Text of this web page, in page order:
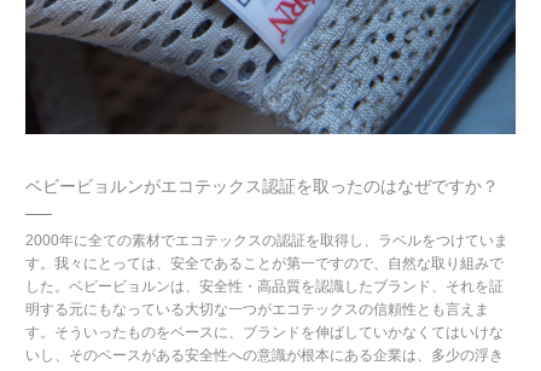
ベビービョルンがエコテックス認証を取ったのはなぜですか？
2000年に全ての素材でエコテックスの認証を取得し、ラベルをつけていま
す。我々にとっては、安全であることが第一ですので、自然な取り組みで
した。ベビービョルンは、安全性・高品質を認識したブランド、それを証
明する元にもなっている大切な一つがエコテックスの信頼性とも言えま
す。そういったものをベースに、ブランドを伸ばしていかなくてはいけな
いし、そのベースがある安全性への意識が根本にある企業は、多少の浮き